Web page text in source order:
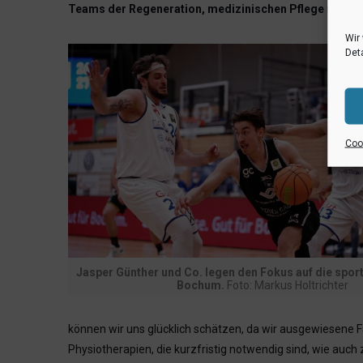
Wir
Teams der Regeneration, medizinischen Pflege und
Jasper Günther und Co. legen den Fokus auf die
Bochum.
Foto: Markus Holtrichter
können wir uns glücklich schätzen, da wir
Physiotherapien, die kurzfristig notwendig sind, wie auch